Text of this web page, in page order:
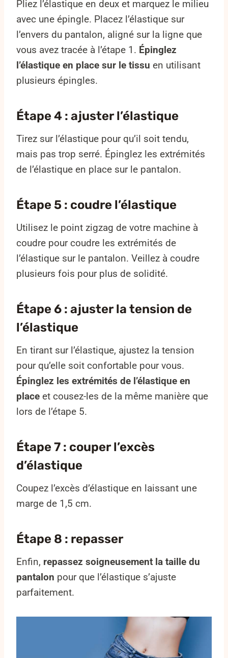
Pliez l’élastique en deux et marquez le milieu
avec une épingle. Placez l’élastique sur
l’envers du pantalon, aligné sur la ligne que
vous avez tracée à l’étape 1. Épinglez
l’élastique en place sur le tissu en utilisant
plusieurs épingles.
Étape 4 : ajuster l’élastique
Tirez sur l’élastique pour qu’il soit tendu,
mais pas trop serré. Épinglez les extrémités
de l’élastique en place sur le pantalon.
Étape 5 : coudre l’élastique
Utilisez le point zigzag de votre machine à
coudre pour coudre les extrémités de
l’élastique sur le pantalon. Veillez à coudre
plusieurs fois pour plus de solidité.
Étape 6 : ajuster la tension de
l’élastique
En tirant sur l’élastique, ajustez la tension
pour qu’elle soit confortable pour vous.
Épinglez les extrémités de l’élastique en
place et cousez-les de la même manière que
lors de l’étape 5.
Étape 7 : couper l’excès
d’élastique
Coupez l’excès d’élastique en laissant une
marge de 1,5 cm.
Étape 8 : repasser
Enfin, repassez soigneusement la taille du
pantalon pour que l’élastique s’ajuste
parfaitement.